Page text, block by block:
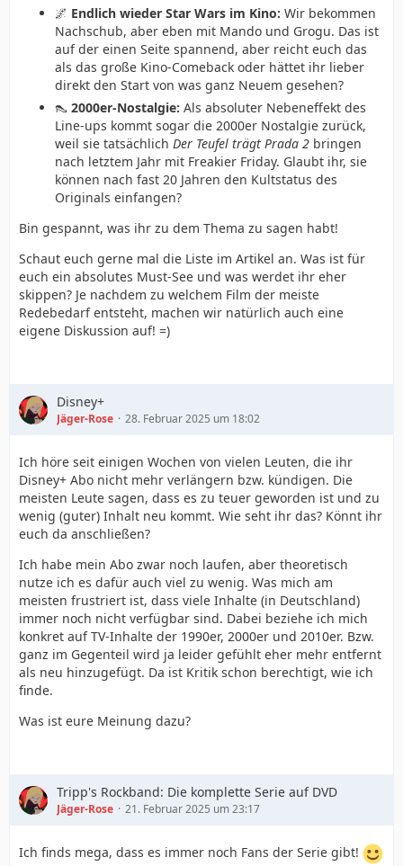
🌌 Endlich wieder Star Wars im Kino: Wir bekommen
Nachschub, aber eben mit Mando und Grogu. Das ist
auf der einen Seite spannend, aber reicht euch das
als das große Kino-Comeback oder hättet ihr lieber
direkt den Start von was ganz Neuem gesehen?
👠 2000er-Nostalgie: Als absoluter Nebeneffekt des
Line-ups kommt sogar die 2000er Nostalgie zurück,
weil sie tatsächlich Der Teufel trägt Prada 2 bringen
nach letztem Jahr mit Freakier Friday. Glaubt ihr, sie
können nach fast 20 Jahren den Kultstatus des
Originals einfangen?
Bin gespannt, was ihr zu dem Thema zu sagen habt!
Schaut euch gerne mal die Liste im Artikel an. Was ist für
euch ein absolutes Must-See und was werdet ihr eher
skippen? Je nachdem zu welchem Film der meiste
Redebedarf entsteht, machen wir natürlich auch eine
eigene Diskussion auf! =)
Disney+
Jäger-Rose 28. Februar 2025 um 18:02
Ich höre seit einigen Wochen von vielen Leuten, die ihr
Disney+ Abo nicht mehr verlängern bzw. kündigen. Die
meisten Leute sagen, dass es zu teuer geworden ist und zu
wenig (guter) Inhalt neu kommt. Wie seht ihr das? Könnt ihr
euch da anschließen?
Ich habe mein Abo zwar noch laufen, aber theoretisch
nutze ich es dafür auch viel zu wenig. Was mich am
meisten frustriert ist, dass viele Inhalte (in Deutschland)
immer noch nicht verfügbar sind. Dabei beziehe ich mich
konkret auf TV-Inhalte der 1990er, 2000er und 2010er. Bzw.
ganz im Gegenteil wird ja leider gefühlt eher mehr entfernt
als neu hinzugefügt. Da ist Kritik schon berechtigt, wie ich
finde.
Was ist eure Meinung dazu?
Tripp's Rockband: Die komplette Serie auf DVD
Jäger-Rose 21. Februar 2025 um 23:17
Ich finds mega, dass es immer noch Fans der Serie gibt!